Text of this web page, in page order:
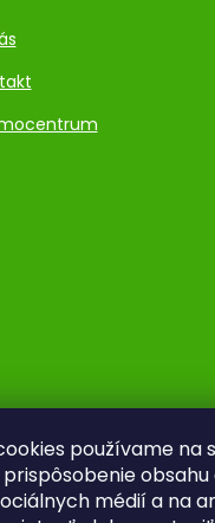
používame na
médií a na